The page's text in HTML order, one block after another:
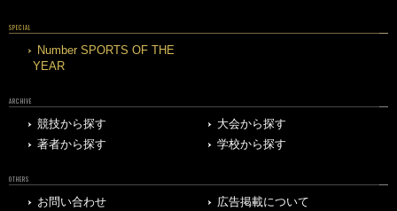
SPECIAL
Number SPORTS OF THE
YEAR
ARCHIVE
競技から探す
大会から探す
著者から探す
学校から探す
OTHERS
お問い合わせ 広告掲載について